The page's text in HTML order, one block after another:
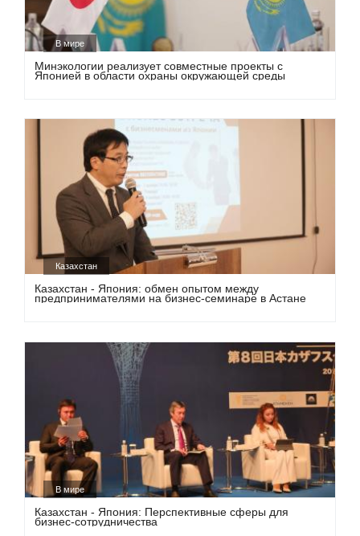
В мире
Минэкологии реализует совместные проекты с
Японией в области охраны окружающей среды
Казахстан
Казахстан - Япония: обмен опытом между
предпринимателями на бизнес-семинаре в Астане
В мире
Казахстан - Япония: Перспективные сферы для
бизнес-сотрудничества